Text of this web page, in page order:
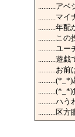
..........ア
..........マ
..........年
..........こ
..........ユ
..........遊
..........お
..........ハう
..........区方